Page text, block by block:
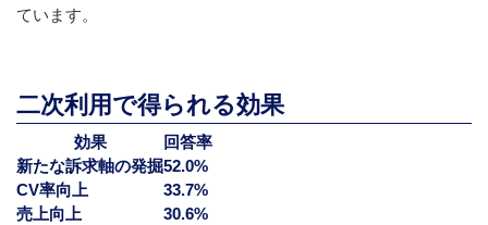
ています。
二次利用で得られる効果
効果
回答率
新たな訴求軸の発掘52.0%
CV率向上
33.7%
売上向上
30.6%